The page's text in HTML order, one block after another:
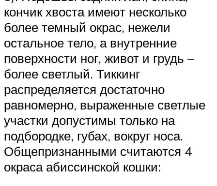
кончик хвоста имеют несколько
более темный окрас, нежели
остальное тело, а внутренние
поверхности ног, живот и грудь –
более светлый. Тиккинг
распределяется достаточно
равномерно, выраженные светлые
участки допустимы только на
подбородке, губах, вокруг носа.
Общепризнанными считаются 4
окраса абиссинской кошки: